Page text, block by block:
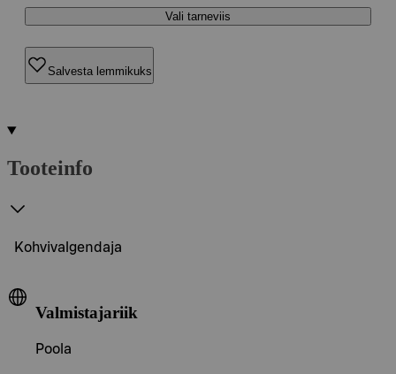
Vali tarneviis
Salvesta lemmikuks
Tooteinfo
Kohvivalgendaja
Valmistajariik
Poola